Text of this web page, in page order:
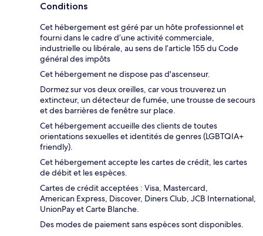
Conditions
Cet hébergement est géré par un hôte professionnel et
fourni dans le cadre d’une activité commerciale,
industrielle ou libérale, au sens de l’article 155 du Code
général des impôts
Cet hébergement ne dispose pas d'ascenseur.
Dormez sur vos deux oreilles, car vous trouverez un
extincteur, un détecteur de fumée, une trousse de secours
et des barrières de fenêtre sur place.
Cet hébergement accueille des clients de toutes
orientations sexuelles et identités de genres (LGBTQIA+
friendly).
Cet hébergement accepte les cartes de crédit, les cartes
de débit et les espèces.
Cartes de crédit acceptées : Visa, Mastercard,
American Express, Discover, Diners Club, JCB International,
UnionPay et Carte Blanche.
Des modes de paiement sans espèces sont disponibles.